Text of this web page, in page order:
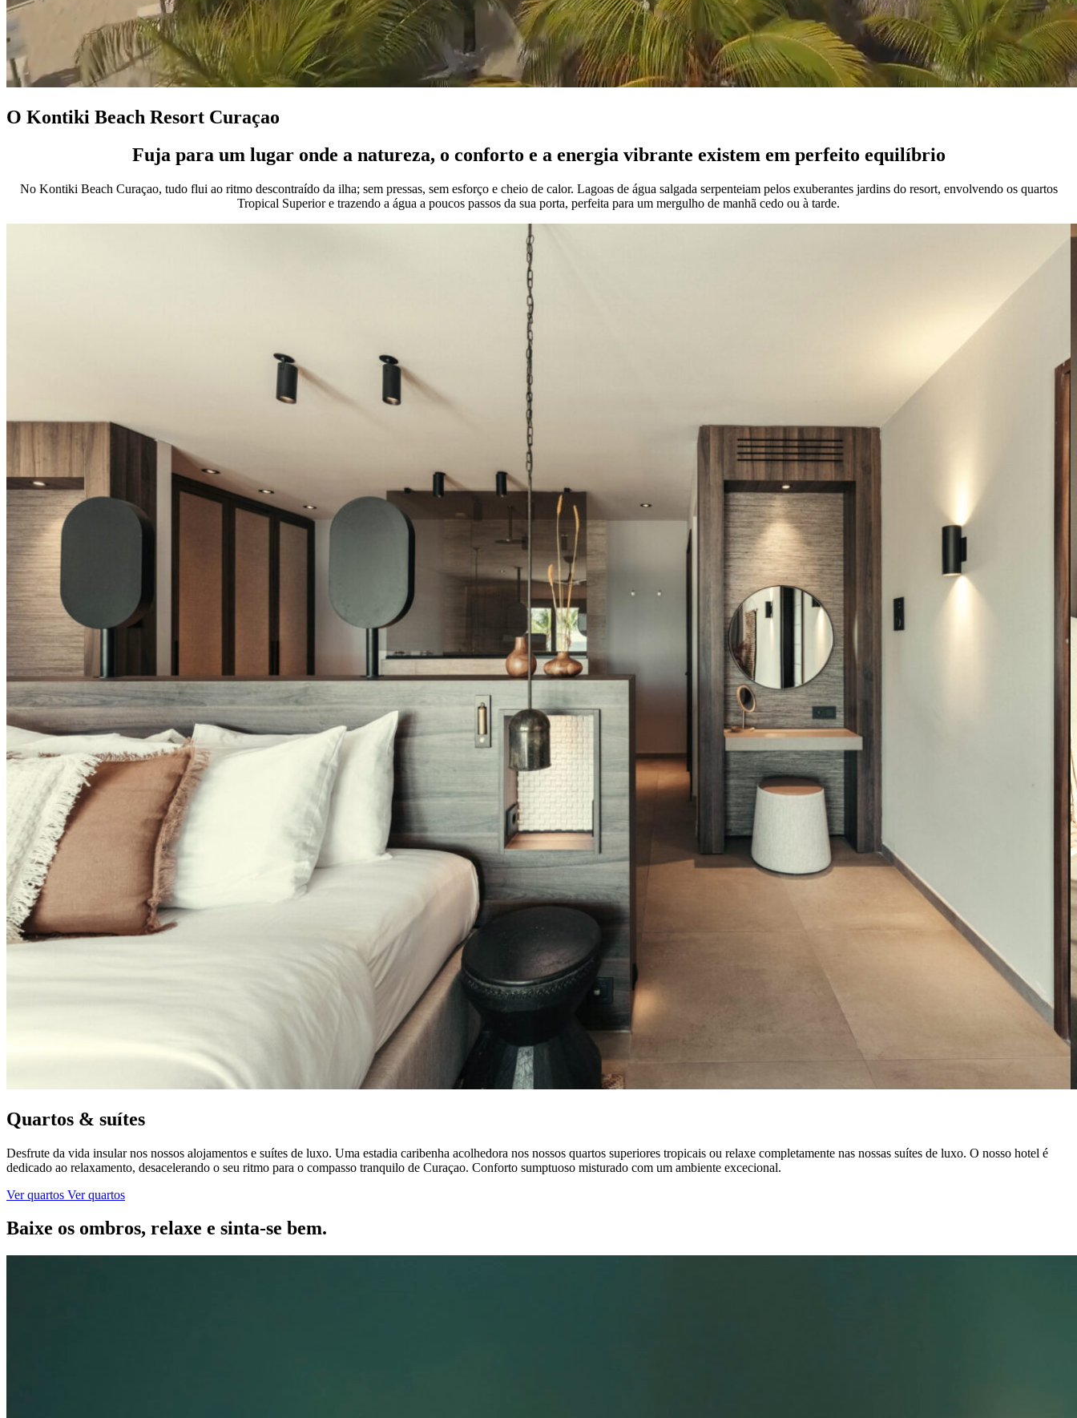
O Kontiki Beach Resort Curaçao
Fuja para um lugar onde a natureza, o conforto e a energia vibrante existem em perfeito equilíbrio
No Kontiki Beach Curaçao, tudo flui ao ritmo descontraído da ilha; sem pressas, sem esforço e cheio de calor. Lagoas de água salgada serpenteiam pelos exuberantes jardins do resort, envolvendo os quartos
Tropical Superior e trazendo a água a poucos passos da sua porta, perfeita para um mergulho de manhã cedo ou à tarde.
Quartos & suítes
Desfrute da vida insular nos nossos alojamentos e suítes de luxo. Uma estadia caribenha acolhedora nos nossos quartos superiores tropicais ou relaxe completamente nas nossas suítes de luxo. O nosso hotel é
dedicado ao relaxamento, desacelerando o seu ritmo para o compasso tranquilo de Curaçao. Conforto sumptuoso misturado com um ambiente excecional.
Ver quartos Ver quartos
Baixe os ombros, relaxe e sinta-se bem.